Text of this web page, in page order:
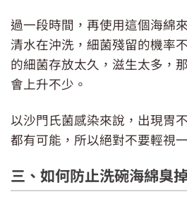
過一段時間，再使用這個海綿
清水在沖洗，細菌殘留的機率
的細菌存放太久，滋生太多，
會上升不少。
以沙門氏菌感染來說，出現胃
都有可能，所以絕對不要輕視
三、如何防止洗碗海綿臭